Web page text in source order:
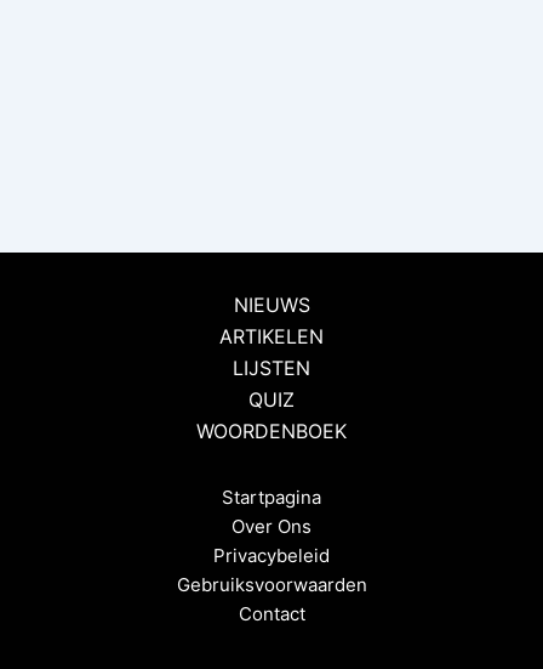
NIEUWS
ARTIKELEN
LIJSTEN
QUIZ
WOORDENBOEK
Startpagina
Over Ons
Privacybeleid
Gebruiksvoorwaarden
Contact